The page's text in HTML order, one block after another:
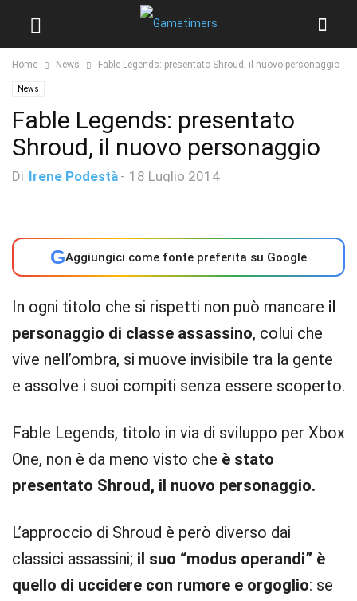
Home News Fable Legends: presentato Shroud, il nuovo personaggio
News
Fable Legends: presentato
Shroud, il nuovo personaggio
Di Irene Podestà - 18 Luglio 2014
GAggiungici come fonte preferita su Google
In ogni titolo che si rispetti non può mancare il
personaggio di classe assassino, colui che
vive nell’ombra, si muove invisibile tra la gente
e assolve i suoi compiti senza essere scoperto.
Fable Legends, titolo in via di sviluppo per Xbox
One, non è da meno visto che è stato
presentato Shroud, il nuovo personaggio.
L’approccio di Shroud è però diverso dai
classici assassini; il suo “modus operandi” è
quello di uccidere con rumore e orgoglio: se